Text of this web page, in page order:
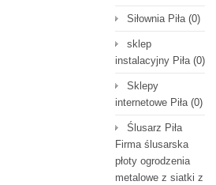
Siłownia Piła(0)
sklep
instalacyjny Piła(0)
Sklepy
internetowe Piła(0)
Ślusarz Piła
Firma ślusarska
płoty ogrodzenia
metalowe z siatki z